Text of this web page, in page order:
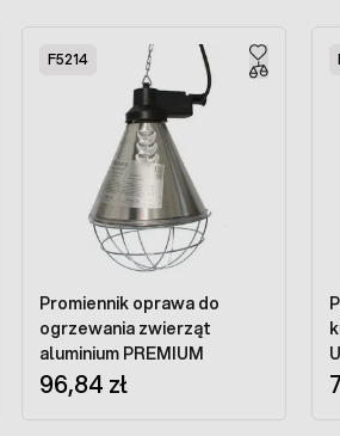
F5214
Promiennik oprawa do
ogrzewania zwierząt
aluminium PREMIUM
96,84 zł